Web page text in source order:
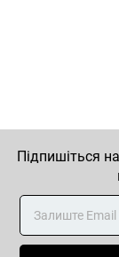
Підпишіться